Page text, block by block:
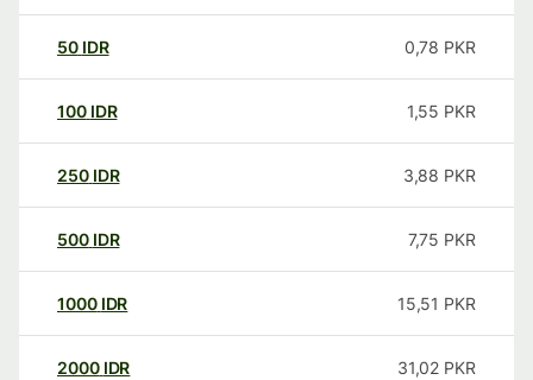
50 IDR 0,78 PKR
100 IDR 1,55 PKR
250 IDR 3,88 PKR
500 IDR 7,75 PKR
1000 IDR 15,51 PKR
2000 IDR 31,02 PKR